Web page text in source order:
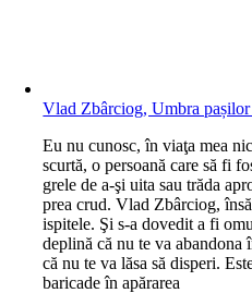
Vlad Zbârciog, Umbra
Eu nu cunosc, în viaţa mea
scurtă, o persoană care să fi
grele de a-şi uita sau trăda
prea crud. Vlad Zbârciog,
ispitele. Şi s-a dovedit a fi
deplină că nu te va
că nu te va lăsa să disperi.
baricade în apărarea